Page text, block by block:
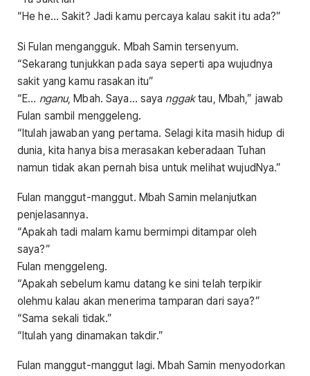
“He he… Sakit? Jadi kamu percaya kalau sakit itu ada?”
Si Fulan mengangguk. Mbah Samin tersenyum.
“Sekarang tunjukkan pada saya seperti apa wujudnya
sakit yang kamu rasakan itu”
“E… nganu, Mbah. Saya… saya nggaktau, Mbah,” jawab
Fulan sambil menggeleng.
“Itulah jawaban yang pertama. Selagi kita masih hidup di
dunia, kita hanya bisa merasakan keberadaan Tuhan
namun tidak akan pernah bisa untuk melihat wujudNya.”
Fulan manggut-manggut. Mbah Samin melanjutkan
penjelasannya.
“Apakah tadi malam kamu bermimpi ditampar oleh
saya?”
Fulan menggeleng.
“Apakah sebelum kamu datang ke sini telah terpikir
olehmu kalau akan menerima tamparan dari saya?”
“Sama sekali tidak.”
“Itulah yang dinamakan takdir.”
Fulan manggut-manggut lagi. Mbah Samin menyodorkan